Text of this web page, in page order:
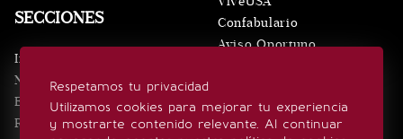
Respetamos tu privacidad
Utilizamos cookies para mejorar tu experiencia
y mostrarte contenido relevante. Al continuar
SECCIONES
Inicio
Noticias
Eventos
Realeza
Confabulario
Aviso Oportuno